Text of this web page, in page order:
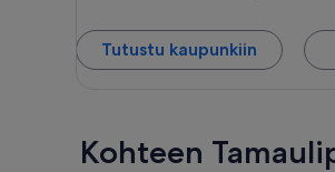
Tutustu kaupunkiin
Kohteen